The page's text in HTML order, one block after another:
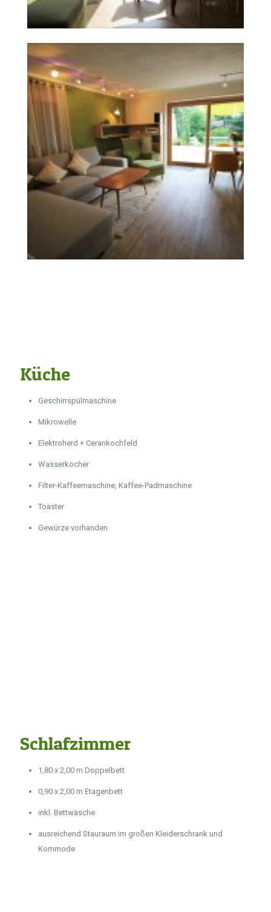
Küche
Geschirrspülmaschine
Mikrowelle
Elektroherd + Cerankochfeld
Wasserkocher
Filter-Kaffeemaschine, Kaffee-Padmaschine
Toaster
Gewürze vorhanden
Schlafzimmer
1,80 x 2,00 m Doppelbett
0,90 x 2,00 m Etagenbett
inkl. Bettwäsche
ausreichend Stauraum im großen Kleiderschrank und
Kommode